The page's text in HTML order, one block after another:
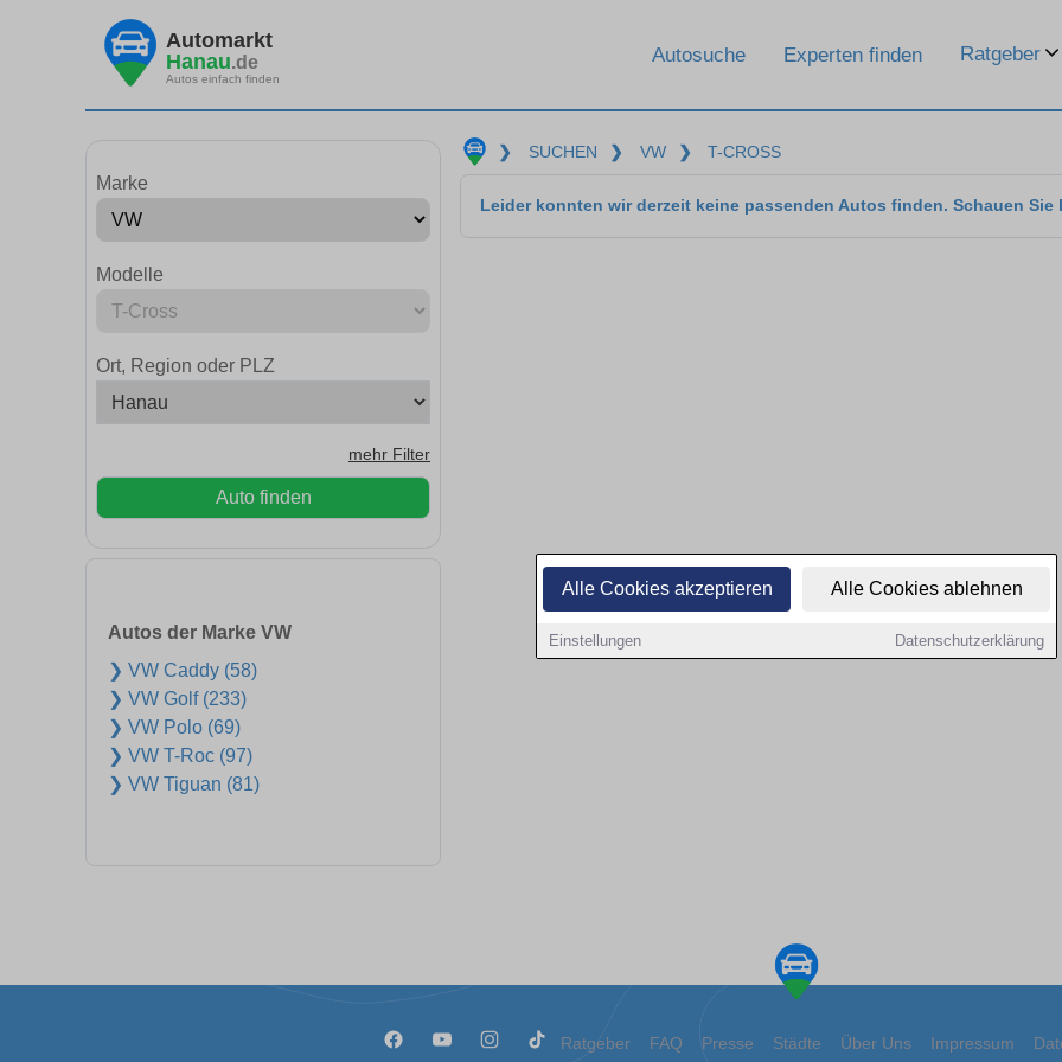
Alle Cookies akzeptieren Alle Cookies ablehnen
Einstellungen Datenschutzerklärung
Automarkt
Hanau.de
Autos einfach finden
Autosuche Experten finden Ratgeber
Marke
Modelle
Ort, Region oder PLZ
mehr Filter
Auto finden
Autos der Marke VW
❯ VW Caddy (58)
❯ VW Golf (233)
❯ VW Polo (69)
❯ VW T-Roc (97)
❯ VW Tiguan (81)
❯ SUCHEN ❯ VW ❯ T-CROSS
Leider konnten wir derzeit keine passenden Autos finden. Schauen Sie
Ratgeber FAQ Presse Städte Über Uns Impressum